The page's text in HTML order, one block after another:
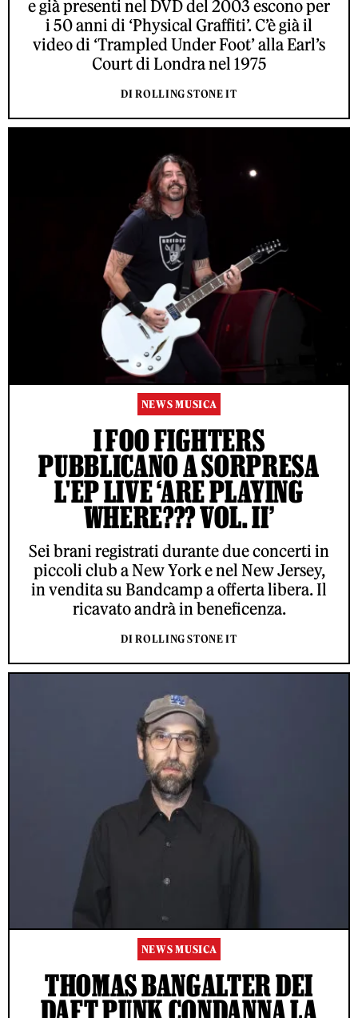
e già presenti nel DVD del 2003 escono per
i 50 anni di ‘Physical Graffiti’. C’è già il
video di ‘Trampled Under Foot’ alla Earl’s
Court di Londra nel 1975
DI ROLLING STONE IT
NEWS MUSICA
I FOO FIGHTERS
PUBBLICANO A SORPRESA
L'EP LIVE ‘ARE PLAYING
WHERE??? VOL. II’
Sei brani registrati durante due concerti in
piccoli club a New York e nel New Jersey,
in vendita su Bandcamp a offerta libera. Il
ricavato andrà in beneficenza.
DI ROLLING STONE IT
NEWS MUSICA
THOMAS BANGALTER DEI
DAFT PUNK CONDANNA LA